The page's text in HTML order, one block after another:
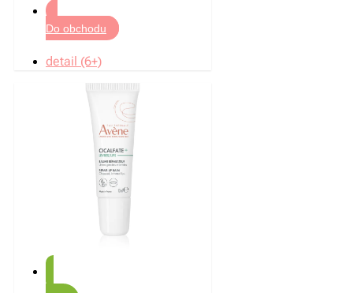
Do obchodu
detail (6+)